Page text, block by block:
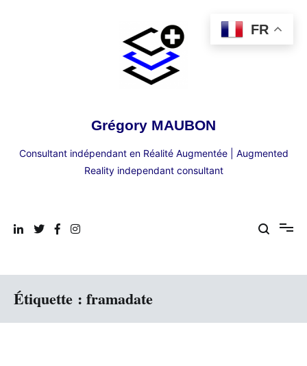
Grégory MAUBON
Consultant indépendant en Réalité Augmentée | Augmented
Reality independant consultant
Étiquette : framadate
FR